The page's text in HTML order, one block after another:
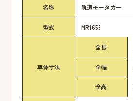
名称 軌道モータカー
型式 MR1653
車体寸法
全長
全幅
全高